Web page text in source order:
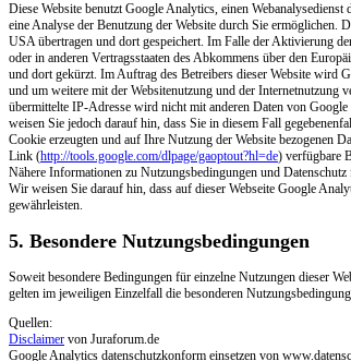
Diese Website benutzt Google Analytics, einen
eine Analyse der Benutzung der Website durch Sie ermöglichen.
USA übertragen und dort gespeichert. Im Falle der Aktivierung
oder in anderen Vertragsstaaten des Abkommens über den
und dort gekürzt. Im Auftrag des Betreibers dieser Website wird
und um weitere mit der Websitenutzung und der Internetnutzung
übermittelte IP-Adresse wird nicht mit anderen Daten von
weisen Sie jedoch darauf hin, dass Sie in diesem Fall
Cookie erzeugten und auf Ihre Nutzung der Website bezogenen
Link (http://tools.google.com/dlpage/gaoptout?hl=de) verfügbare
Nähere Informationen zu Nutzungsbedingungen und
Wir weisen Sie darauf hin, dass auf dieser Webseite Google
gewährleisten.
5. Besondere Nutzungsbedingungen
Soweit besondere Bedingungen für einzelne Nutzungen dieser
gelten im jeweiligen Einzelfall die besonderen
Quellen:
Disclaimer von Juraforum.de
Google Analytics datenschutzkonform einsetzen von